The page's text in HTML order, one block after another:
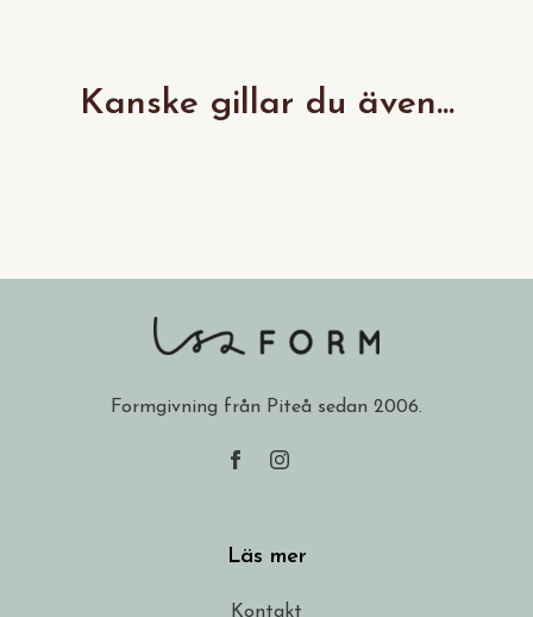
Kanske gillar du även...
Formgivning från Piteå sedan 2006.
Läs mer
Kontakt